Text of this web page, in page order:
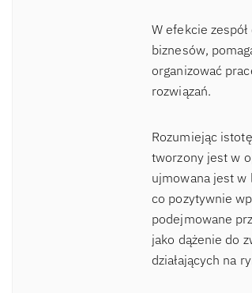
W efekcie
biznesów,
organizować
rozwiązań.
Rozumiejąc
tworzony jest w
ujmowana jest w
co pozytywnie
podejmowane
jako dążenie do
działających na